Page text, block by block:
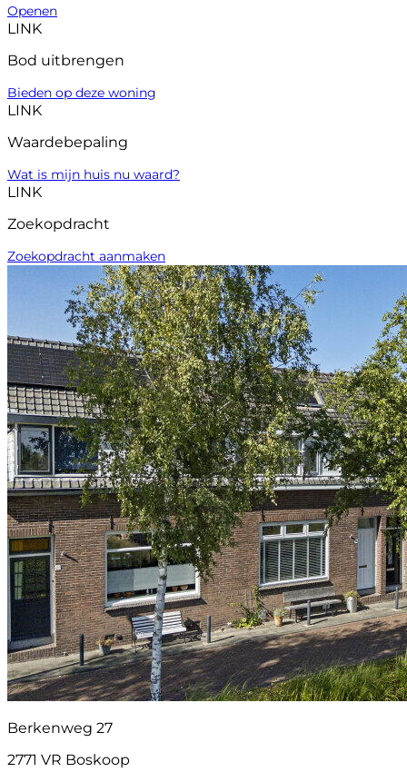
Openen
LINK
Bod uitbrengen
Bieden op deze woning
LINK
Waardebepaling
Wat is mijn huis nu waard?
LINK
Zoekopdracht
Zoekopdracht aanmaken
Berkenweg 27
2771 VR Boskoop